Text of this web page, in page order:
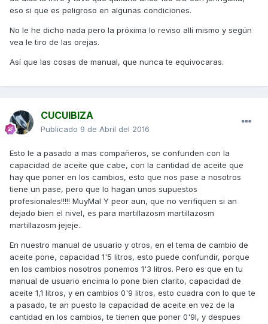
eso si que es peligroso en algunas condiciones.
No le he dicho nada pero la próxima lo reviso allí mismo y según
vea le tiro de las orejas.
Así que las cosas de manual, que nunca te equivocaras.
CUCUIBIZA
Publicado 9 de Abril del 2016
Esto le a pasado a mas compañeros, se confunden con la
capacidad de aceite que cabe, con la cantidad de aceite que
hay que poner en los cambios, esto que nos pase a nosotros
tiene un pase, pero que lo hagan unos supuestos
profesionales!!!!! MuyMal Y peor aun, que no verifiquen si an
dejado bien el nivel, es para martillazosm martillazosm
martillazosm jejeje..
En nuestro manual de usuario y otros, en el tema de cambio de
aceite pone, capacidad 1'5 litros, esto puede confundir, porque
en los cambios nosotros ponemos 1'3 litros. Pero es que en tu
manual de usuario encima lo pone bien clarito, capacidad de
aceite 1,1 litros, y en cambios 0'9 litros, esto cuadra con lo que te
a pasado, te an puesto la capacidad de aceite en vez de la
cantidad en los cambios, te tienen que poner 0'9l, y despues